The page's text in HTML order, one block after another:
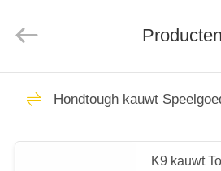
HUIS
PRODUCTEN
Reserved.
Developed
De Leiband
Producten
Hondtough kauwt
K9 kauwt